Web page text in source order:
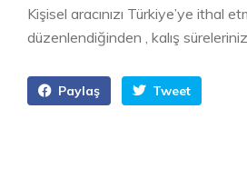
Kişisel aracınızı Türkiye’ye ithal
düzenlendiğinden , kalış
Paylaş Tweet